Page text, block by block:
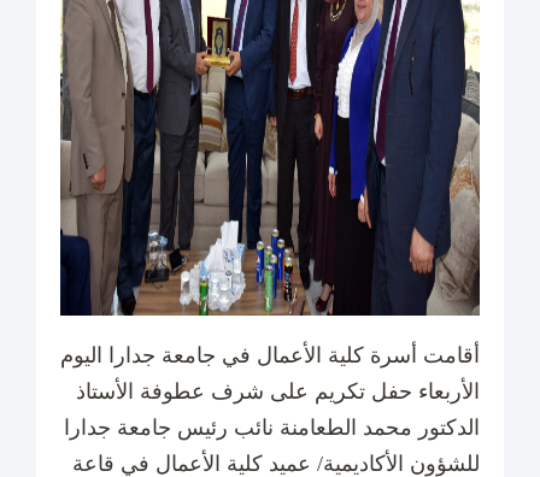
أقامت أسرة كلية الأعمال في جامعة جدارا اليوم
الأربعاء حفل تكريم على شرف عطوفة الأستاذ
الدكتور محمد الطعامنة نائب رئيس جامعة جدارا
للشؤون الأكاديمية/ عميد كلية الأعمال في قاعة